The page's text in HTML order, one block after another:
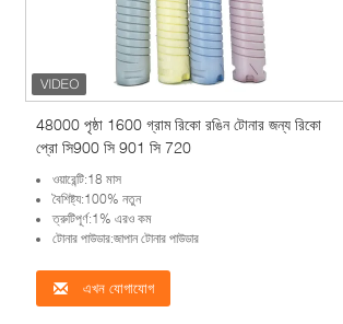
48000 পৃষ্ঠা 1600 গ্রাম রিকো রঙিন টোনার জন্য রিকো
প্রো সি900 সি 901 সি 720
ওয়ারেন্টি:18 মাস
বৈশিষ্ট্য:100% নতুন
ত্রুটিপূর্ণ:1% এরও কম
টোনার পাউডার:জাপান টোনার পাউডার
এখন যোগাযোগ